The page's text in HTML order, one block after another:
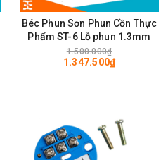
Béc Phun Sơn Phun Cồn Thực
Phẩm ST-6 Lỗ phun 1.3mm
1.500.000₫
1.347.500₫